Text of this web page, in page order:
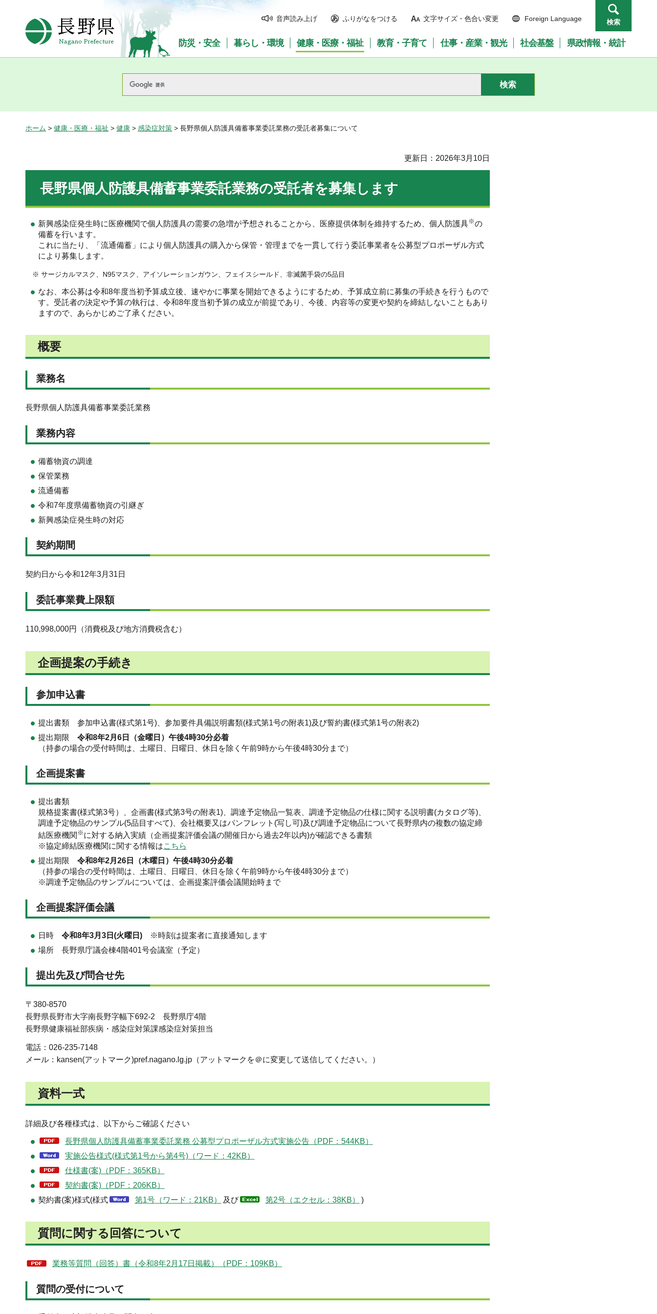
長野県Nagano Prefecture
音声読み上げ ふりがなをつける 文字サイズ・色合い変更 Foreign Language 検索
防災・安全 暮らし・環境 健康・医療・福祉 教育・子育て 仕事・産業・観光 社会基盤 県政情報・統計
ホーム > 健康・医療・福祉 > 健康 > 感染症対策 > 長野県個人防護具備蓄事業委託業務の受託者募集について
更新日：2026年3月10日
長野県個人防護具備蓄事業委託業務の受託者を募集します
新興感染症発生時に医療機関で個人防護具の需要の急増が予想されることから、医療提供体制を維持するため、個人防護具※の
備蓄を行います。
これに当たり、「流通備蓄」により個人防護具の購入から保管・管理までを一貫して行う委託事業者を公募型プロポーザル方式
により募集します。
※ サージカルマスク、N95マスク、アイソレーションガウン、フェイスシールド、非滅菌手袋の5品目
なお、本公募は令和8年度当初予算成立後、速やかに事業を開始できるようにするため、予算成立前に募集の手続きを行うもので
す。受託者の決定や予算の執行は、令和8年度当初予算の成立が前提であり、今後、内容等の変更や契約を締結しないこともあり
ますので、あらかじめご了承ください。
概要
業務名
長野県個人防護具備蓄事業委託業務
業務内容
備蓄物資の調達
保管業務
流通備蓄
令和7年度県備蓄物資の引継ぎ
新興感染症発生時の対応
契約期間
契約日から令和12年3月31日
委託事業費上限額
110,998,000円（消費税及び地方消費税含む）
企画提案の手続き
参加申込書
提出書類 参加申込書(様式第1号)、参加要件具備説明書類(様式第1号の附表1)及び誓約書(様式第1号の附表2)
提出期限 令和8年2月6日（金曜日）午後4時30分必着
（持参の場合の受付時間は、土曜日、日曜日、休日を除く午前9時から午後4時30分まで）
企画提案書
提出書類
規格提案書(様式第3号）、企画書(様式第3号の附表1)、調達予定物品一覧表、調達予定物品の仕様に関する説明書(カタログ等)、
調達予定物品のサンプル(5品目すべて)、会社概要又はパンフレット(写し可)及び調達予定物品について長野県内の複数の協定締
結医療機関 ※ に対する納入実績（企画提案評価会議の開催日から過去2年以内)が確認できる書類
※協定締結医療機関に関する情報はこちら
提出期限 令和8年2月26日（木曜日）午後4時30分必着
（持参の場合の受付時間は、土曜日、日曜日、休日を除く午前9時から午後4時30分まで）
※調達予定物品のサンプルについては、企画提案評価会議開始時まで
企画提案評価会議
日時 令和8年3月3日(火曜日)※時刻は提案者に直接通知します
場所 長野県庁議会棟4階401号会議室（予定）
提出先及び問合せ先
〒380-8570
長野県長野市大字南長野字幅下692-2 長野県庁4階
長野県健康福祉部疾病・感染症対策課感染症対策担当
電話：026-235-7148
メール：kansen(アットマーク)pref.nagano.lg.jp（アットマークを＠に変更して送信してください。）
資料一式
詳細及び各種様式は、以下からご確認ください
長野県個人防護具備蓄事業委託業務 公募型プロポーザル方式実施公告（PDF：544KB）
実施公告様式(様式第1号から第4号)（ワード：42KB）
仕様書(案)（PDF：365KB）
契約書(案)（PDF：206KB）
契約書(案)様式(様式
第1号（ワード：21KB） 及び 第2号（エクセル：38KB） )
質問に関する回答について
業務等質問（回答）書（令和8年2月17日掲載）（PDF：109KB）
質問の受付について